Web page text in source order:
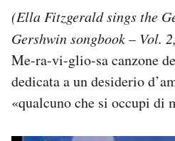
(Ella Fitzgerald sings the
Gershwin songbook – Vol.
Me-ra-vi-glio-sa canzone
dedicata a un desiderio
«qualcuno che si occupi di